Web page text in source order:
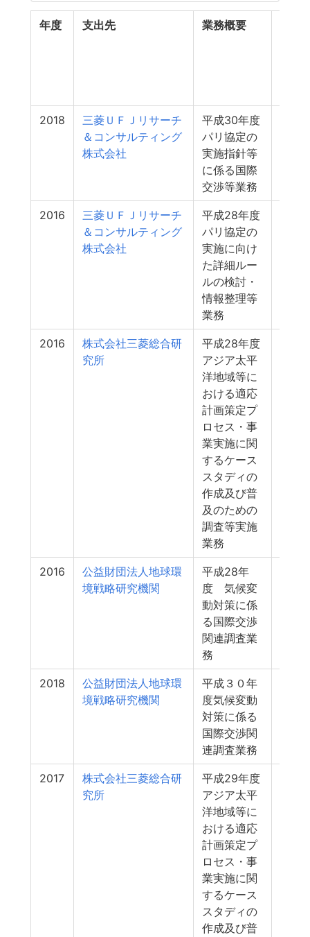
年度 支出先 業務概要
2018
三菱ＵＦＪリサーチ
＆コンサルティング
株式会社
平成30年度
パリ協定の
実施指針等
に係る国際
交渉等業務
2016
三菱ＵＦＪリサーチ
＆コンサルティング
株式会社
平成28年度
パリ協定の
実施に向け
た詳細ルー
ルの検討・
情報整理等
業務
2016
株式会社三菱総合研
究所
平成28年度
アジア太平
洋地域等に
おける適応
計画策定プ
ロセス・事
業実施に関
するケース
スタディの
作成及び普
及のための
調査等実施
業務
2016
公益財団法人地球環
境戦略研究機関
平成28年
度 気候変
動対策に係
る国際交渉
関連調査業
務
2018
公益財団法人地球環
境戦略研究機関
平成３０年
度気候変動
対策に係る
国際交渉関
連調査業務
2017
株式会社三菱総合研
究所
平成29年度
アジア太平
洋地域等に
おける適応
計画策定プ
ロセス・事
業実施に関
するケース
スタディの
作成及び普